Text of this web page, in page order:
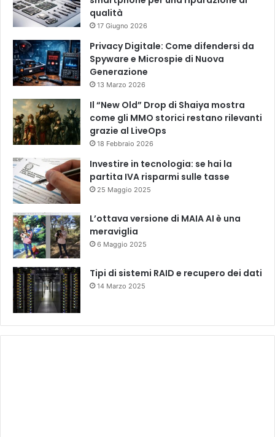
qualità
17 Giugno 2026
Privacy Digitale: Come difendersi da
Spyware e Microspie di Nuova
Generazione
13 Marzo 2026
Il “New Old” Drop di Shaiya mostra
come gli MMO storici restano rilevanti
grazie al LiveOps
18 Febbraio 2026
Investire in tecnologia: se hai la
partita IVA risparmi sulle tasse
25 Maggio 2025
L’ottava versione di MAIA AI è una
meraviglia
6 Maggio 2025
Tipi di sistemi RAID e recupero dei dati
14 Marzo 2025